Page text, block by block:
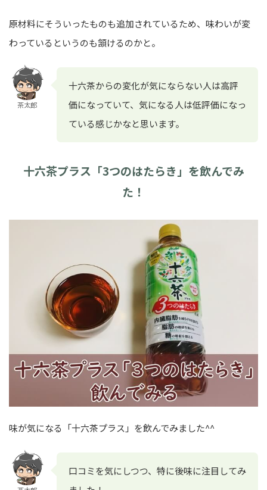
原材料にそういったものも追加されているため、味わいが変
わっているというのも頷けるのかと。
茶太郎
十六茶からの変化が気にならない人は高評
価になっていて、気になる人は低評価になっ
ている感じかなと思います。
十六茶プラス「3つのはたらき」を飲んでみ
た！
味が気になる「十六茶プラス」を飲んでみました^^
口コミを気にしつつ、特に後味に注目してみ